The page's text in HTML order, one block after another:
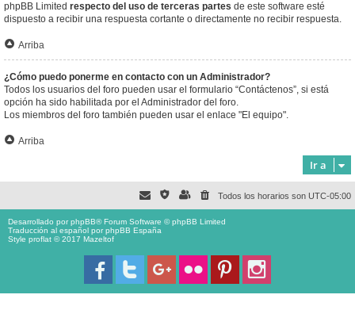
phpBB Limited respecto del uso de terceras partes de este software esté
dispuesto a recibir una respuesta cortante o directamente no recibir respuesta.
Arriba
¿Cómo puedo ponerme en contacto con un Administrador?
Todos los usuarios del foro pueden usar el formulario “Contáctenos”, si está
opción ha sido habilitada por el Administrador del foro.
Los miembros del foro también pueden usar el enlace "El equipo".
Arriba
Ir a
Todos los horarios son UTC-05:00
Desarrollado porphpBB® Forum Software © phpBB Limited
Traducción al español porphpBB España
Style proflat © 2017 Mazeltof